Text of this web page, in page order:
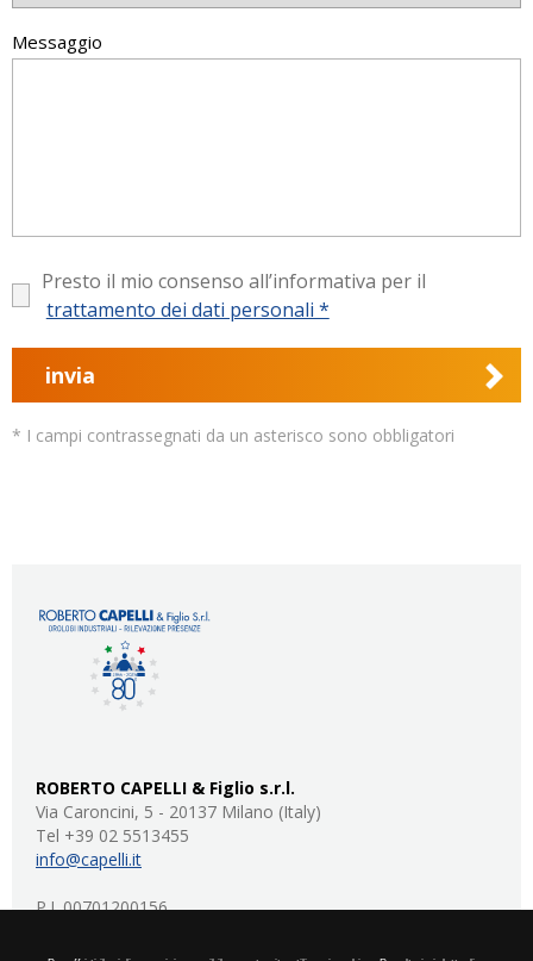
Messaggio
Presto il mio consenso all’informativa per il
trattamento dei dati personali *
invia
* I campi contrassegnati da un asterisco sono obbligatori
ROBERTO CAPELLI & Figlio s.r.l.
Via Caroncini, 5 - 20137 Milano (Italy)
Tel +39 02 5513455
info@capelli.it
P.I. 00701200156
capitale sociale: 20.000 euro I.V.